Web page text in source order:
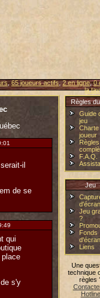
,65 joueurs actifs,2 en ligne,0
la
il
de se
qui
place
s'y
Règles
Guide
jeu
Charte
joueur
Règles
F.A.Q.
Jeu
d'écran
Jeu
?
Fonds
d'écran
Liens
Une
technique
règles
Hotline